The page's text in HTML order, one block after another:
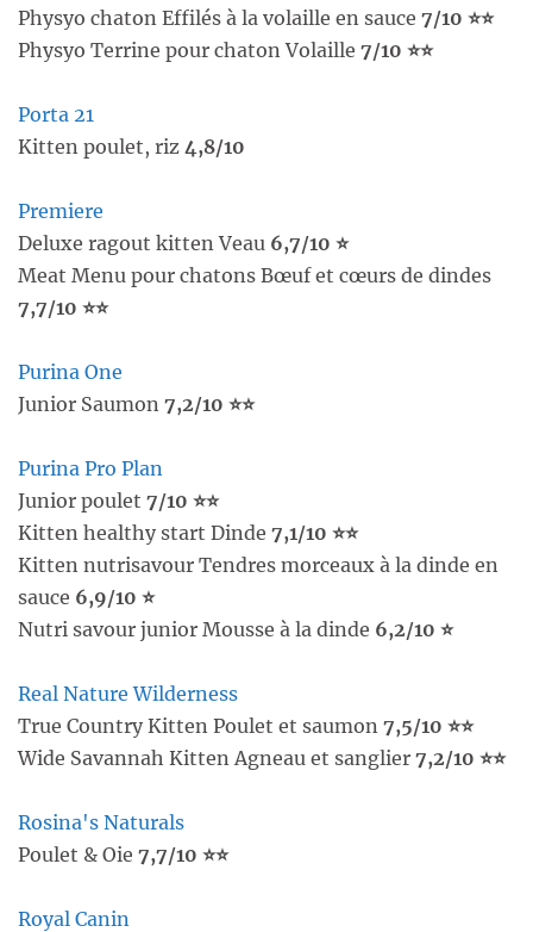
Physyo chaton Effilés à la volaille en sauce 7/10 ⭐⭐
Physyo Terrine pour chaton Volaille 7/10 ⭐⭐
Porta 21
Kitten poulet, riz 4,8/10
Premiere
Deluxe ragout kitten Veau 6,7/10 ⭐
Meat Menu pour chatons Bœuf et cœurs de dindes
7,7/10 ⭐⭐
Purina One
Junior Saumon 7,2/10 ⭐⭐
Purina Pro Plan
Junior poulet 7/10 ⭐⭐
Kitten healthy start Dinde 7,1/10 ⭐⭐
Kitten nutrisavour Tendres morceaux à la dinde en
sauce 6,9/10 ⭐
Nutri savour junior Mousse à la dinde 6,2/10 ⭐
Real Nature Wilderness
True Country Kitten Poulet et saumon 7,5/10 ⭐⭐
Wide Savannah Kitten Agneau et sanglier 7,2/10 ⭐⭐
Rosina's Naturals
Poulet & Oie 7,7/10 ⭐⭐
Royal Canin